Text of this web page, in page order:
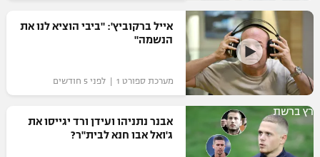
לוח שידורים
ברחבה
"מעל הליגה" – פודקאסט
הפועל חיפה
הפועל באר שבע
מכבי נתניה
בני יהודה
ליגה סינית
ליגה ברזילאית
ליגות נוספות
אגרוף
ספורט אולימפי
UFC
היאבקות WWE
אייל ברקוביץ': "ביבי הוציא לנו את
הנשמה"
מערכת ספורט 1 | לפני 5 חודשים
רץ ברשת
אבנר נתניהו ועידן ורד יגייסו את
ג'ואל אבו חנא לבית"ר?